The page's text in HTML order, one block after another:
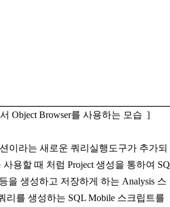
서 Object Browser를 사용하는 모습 ]
션이라는 새로운 쿼리실행도구가 추가되
용할 때 처럼 Project 생성을 통하여 SQ
을 생성하고 저장하게 하는 Analysis 스
리를 생성하는 SQL Mobile 스크립트를